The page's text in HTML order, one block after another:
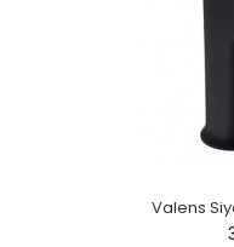
Valens